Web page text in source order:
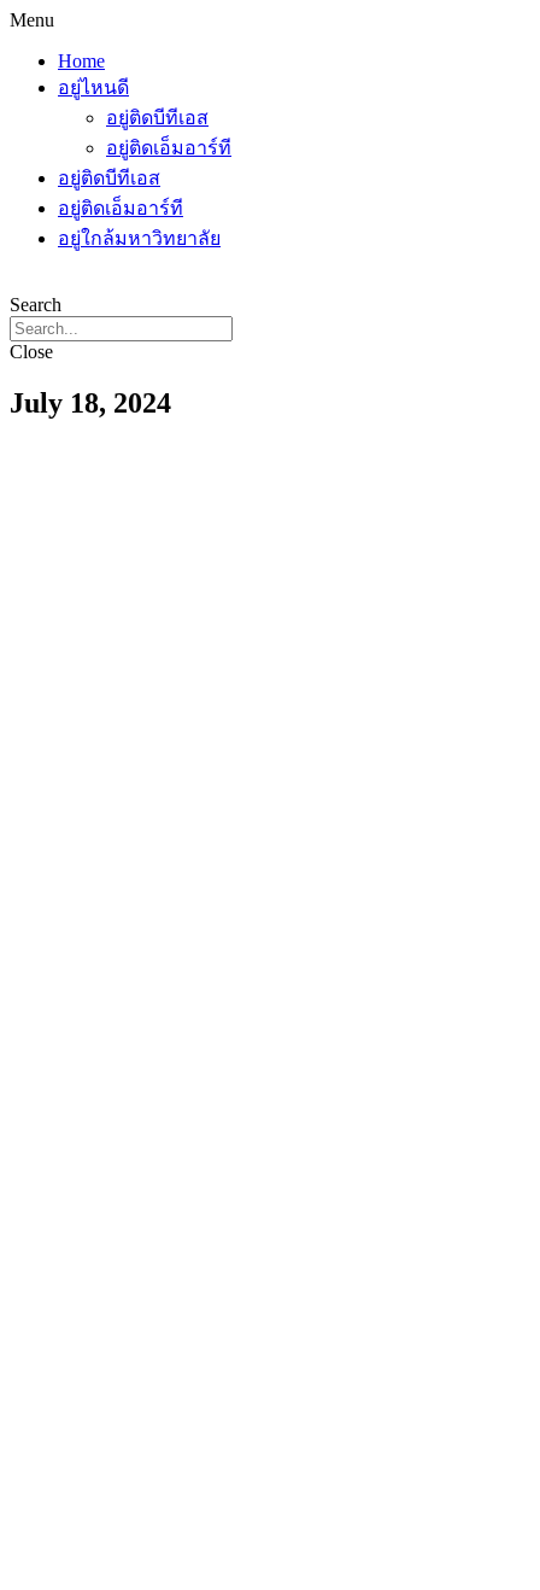
Menu
Home
อยู่ไหนดี
อยู่ติดบีทีเอส
อยู่ติดเอ็มอาร์ที
อยู่ติดบีทีเอส
อยู่ติดเอ็มอาร์ที
อยู่ใกล้มหาวิทยาลัย
Search
Close
July 18, 2024